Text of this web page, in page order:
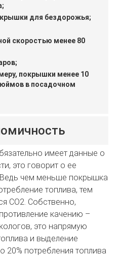
для бездорожья;
скоростью менее 80
покрышки менее 10
в посадочном
имеет данные о
это говорит о ее
Ведь чем меньше покрышка
топлива, тем
CO2. Собственно,
качению –
это напрямую
и выделение
20% потребления топлива